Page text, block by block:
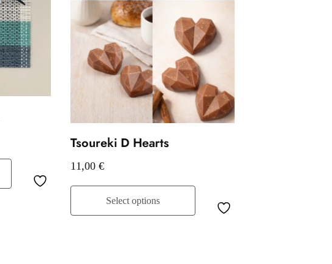
Tsoureki D Hearts
11,00 €
Select options